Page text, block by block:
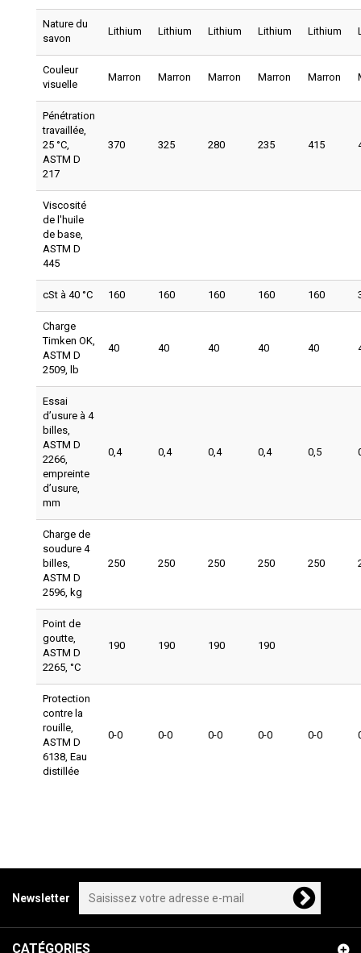
Nature du
savon
Lithium Lithium Lithium Lithium Lithium
Couleur
visuelle
Marron Marron Marron Marron Marron
Pénétration
travaillée,
25 °C,
ASTM D
217
370 325 280 235 415
Viscosité
de l'huile
de base,
ASTM D
445
cSt à 40 °C 160 160 160 160 160
Charge
Timken OK,
ASTM D
2509, lb
40 40 40 40 40
Essai
d’usure à 4
billes,
ASTM D
2266,
empreinte
d’usure,
mm
0,4 0,4 0,4 0,4 0,5
Charge de
soudure 4
billes,
ASTM D
2596, kg
250 250 250 250 250
Point de
goutte,
ASTM D
2265, °C
190 190 190 190
Protection
contre la
rouille,
ASTM D
6138, Eau
distillée
0-0 0-0 0-0 0-0 0-0
Newsletter
CATÉGORIES